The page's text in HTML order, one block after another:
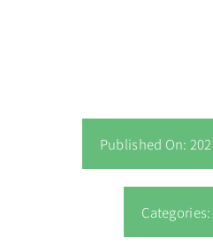
Published On:
Categories: